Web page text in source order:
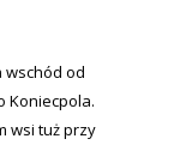
wschód od
Koniecpola.
wsi tuż przy